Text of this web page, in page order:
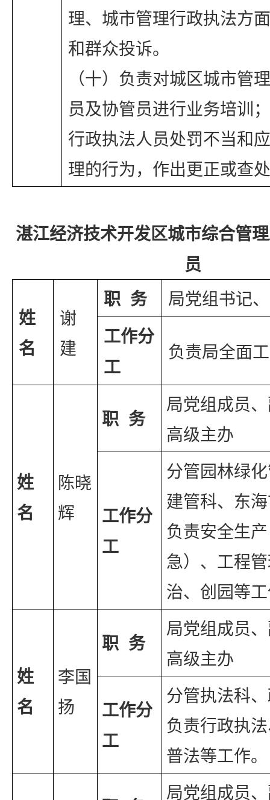
理、城市管理行政执法方
和群众投诉。
（十）负责对城区城市管
员及协管员进行业务培训
行政执法人员处罚不当和
理的行为，作出更正或查
湛江经济技术开发区城市综合管
员
姓
名
谢
建
职  务 局党组书记
工作分
工
负责局全面
姓
名
陈晓
辉
职  务
局党组成员
高级主办
工作分
工
分管园林绿
建管科、东
负责安全生
急）、工程
治、创园等
姓
名
李国
扬
职  务
局党组成员
高级主办
工作分
工
分管执法科
负责行政执
普法等工作。
局党组成员